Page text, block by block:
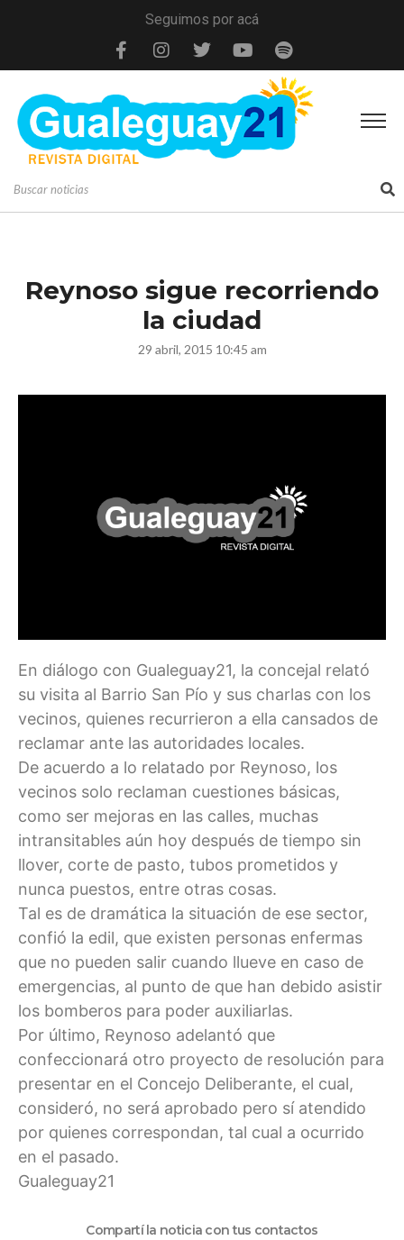
Seguimos por acá
Reynoso sigue recorriendo
la ciudad
29 abril, 2015 10:45 am
En diálogo con Gualeguay21, la concejal relató
su visita al Barrio San Pío y sus charlas con los
vecinos, quienes recurrieron a ella cansados de
reclamar ante las autoridades locales.
De acuerdo a lo relatado por Reynoso, los
vecinos solo reclaman cuestiones básicas,
como ser mejoras en las calles, muchas
intransitables aún hoy después de tiempo sin
llover, corte de pasto, tubos prometidos y
nunca puestos, entre otras cosas.
Tal es de dramática la situación de ese sector,
confió la edil, que existen personas enfermas
que no pueden salir cuando llueve en caso de
emergencias, al punto de que han debido asistir
los bomberos para poder auxiliarlas.
Por último, Reynoso adelantó que
confeccionará otro proyecto de resolución para
presentar en el Concejo Deliberante, el cual,
consideró, no será aprobado pero sí atendido
por quienes correspondan, tal cual a ocurrido
en el pasado.
Gualeguay21
Compartí la noticia con tus contactos